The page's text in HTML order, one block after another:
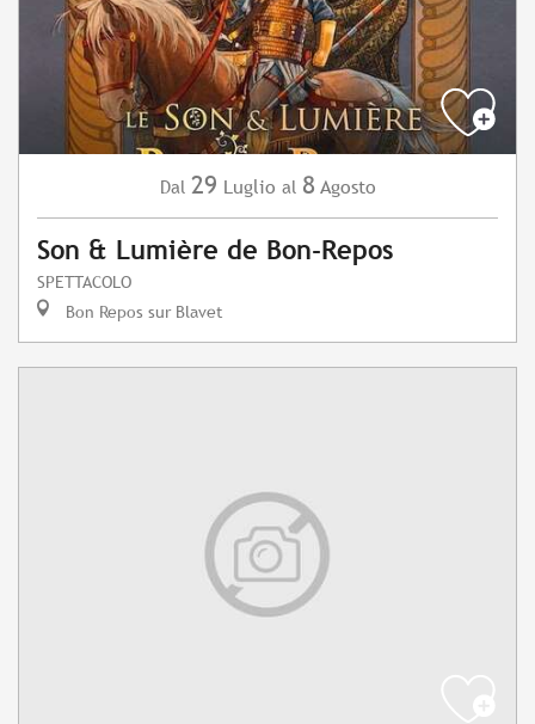
Dal 29 Luglio al 8 Agosto
Son & Lumière de Bon-Repos
SPETTACOLO
Bon Repos sur Blavet